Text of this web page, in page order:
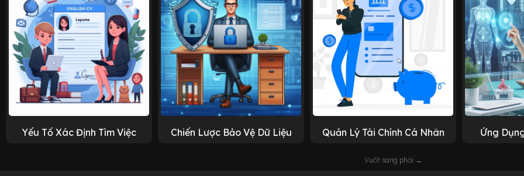
Yếu Tố Xác Định Tìm Việc Chiến Lược Bảo Vệ Dữ Liệu Quản Lý Tài Chính Cá Nhân Ứng
Vuốt sang phải →